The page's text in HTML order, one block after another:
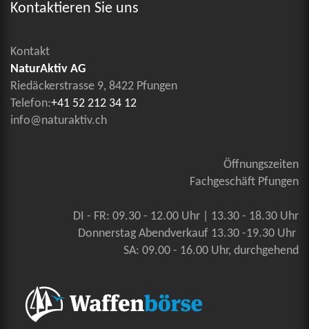
Kontaktieren Sie uns
Kontakt
NaturAktiv AG
Riedäckerstrasse 9, 8422 Pfungen
Telefon:+41 52 212 34 12
info@naturaktiv.ch
Öffnungszeiten
Fachgeschäft Pfungen
DI - FR: 09.30 - 12.00 Uhr | 13.30 - 18.30 Uhr
Donnerstag Abendverkauf 13.30 -19.30 Uhr
SA: 09.00 - 16.00 Uhr, durchgehend